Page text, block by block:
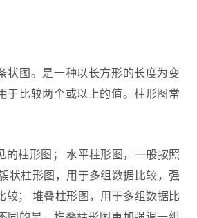
状图。是一种以长方形的长度为变
于比较两个或以上的值。柱形图常
的柱形图； 水平柱形图，一般按照
状柱形图，用于多组数据比较，强
较； 堆叠柱形图，用于多组数据比